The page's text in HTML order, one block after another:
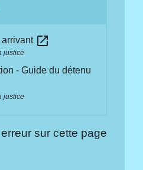
arrivant open_in_new
justice
- Guide du détenu
justice
sur cette page